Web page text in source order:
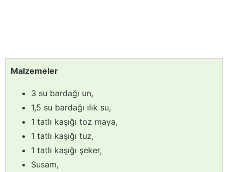
Malzemeler
3 su bardağı un,
1,5 su bardağı ılık su,
1 tatlı kaşığı toz maya,
1 tatlı kaşığı tuz,
1 tatlı kaşığı şeker,
Susam,